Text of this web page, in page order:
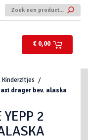
€ 0,00
Kinderzitjes
drager bev. alaska
2